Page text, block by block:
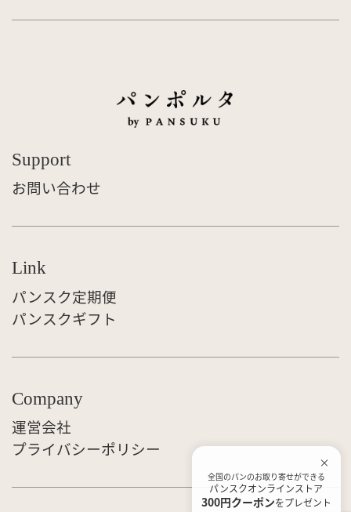
全国のパンのお取り寄せができる
パンスクオンラインストア
300円クーポンをプレゼント
Support
お問い合わせ
Link
パンスク定期便
パンスクギフト
Company
運営会社
プライバシーポリシー